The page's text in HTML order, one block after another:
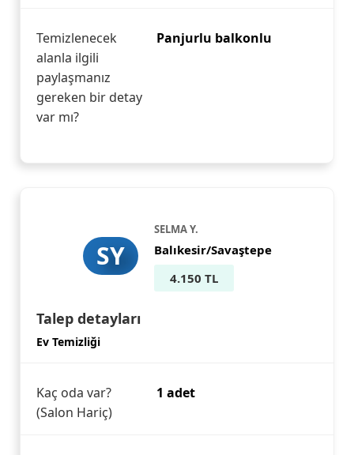
Temizlenecek
alanla ilgili
paylaşmanız
gereken bir detay
var mı?
Panjurlu balkonlu
SY
SELMA Y.
Balıkesir/Savaştepe
4.150 TL
Talep detayları
Ev Temizliği
Kaç oda var?
(Salon Hariç)
1 adet